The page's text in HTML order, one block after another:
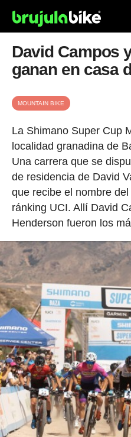
David Campos
ganan en casa
MOUNTAIN BIKE
La Shimano Super Cup
localidad granadina de
Una carrera que se
de residencia de David
que recibe el nombre
ránking UCI. Allí David
Henderson fueron los